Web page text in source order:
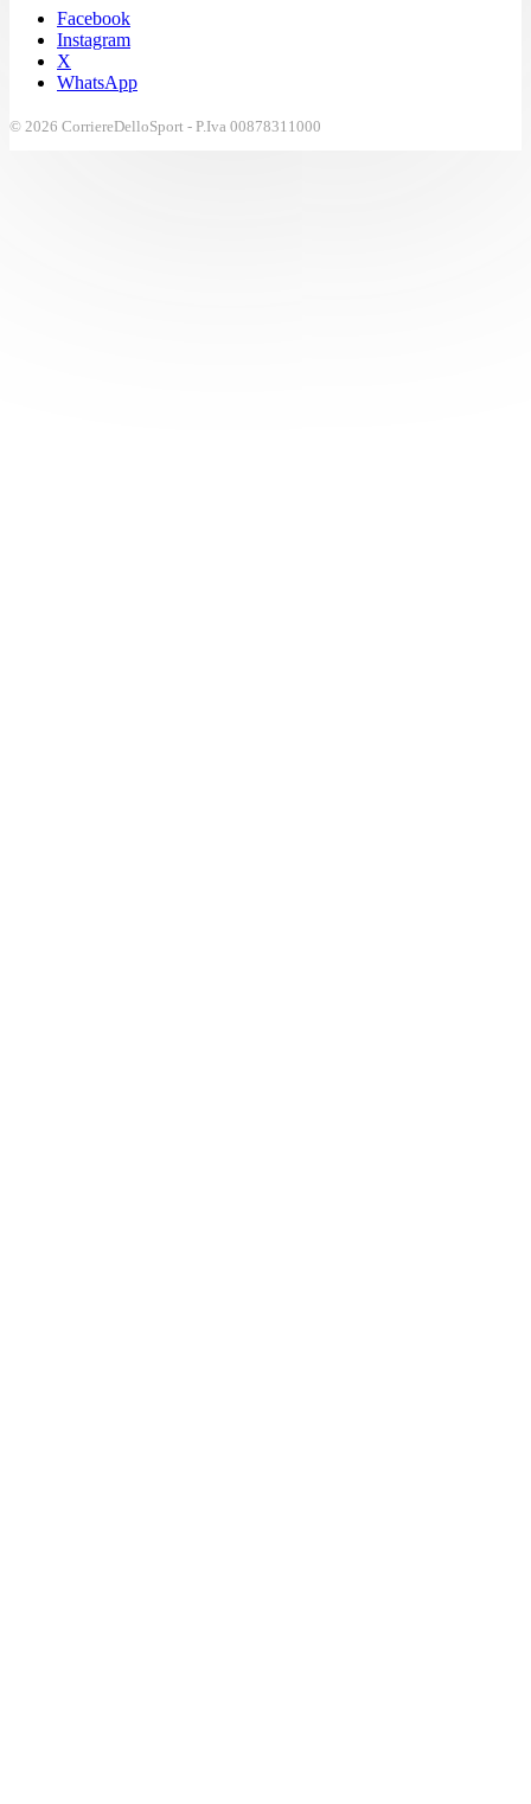
Facebook
Instagram
X
WhatsApp
© 2026 CorriereDelloSport - P.Iva 00878311000